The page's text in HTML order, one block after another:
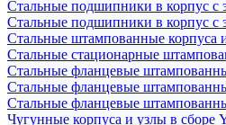
Стальные подшипники в корпус с
Стальные подшипники в корпус с
Стальные штампованные корпуса
Стальные стационарные
Стальные фланцевые
Стальные фланцевые
Стальные фланцевые
Чугунные корпуса и узлы в сборе